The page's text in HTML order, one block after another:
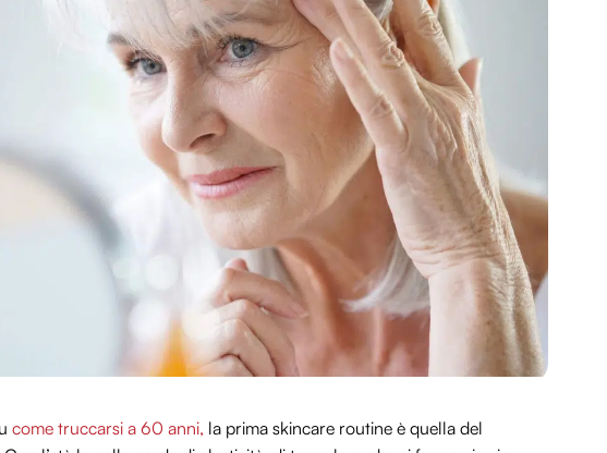
come truccarsi a 60 anni, la prima skincare routine è quella del